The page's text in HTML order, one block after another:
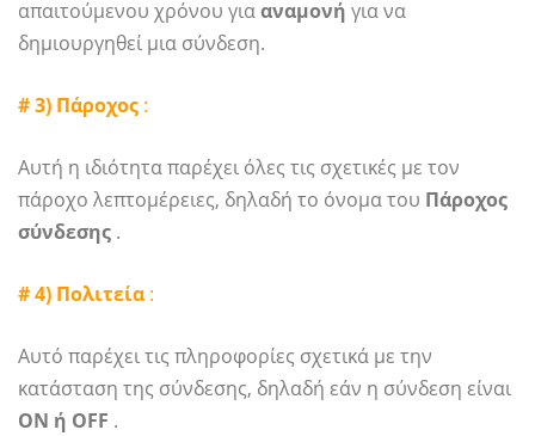
απαιτούμενου χρόνου γιααναμονή για να
δημιουργηθεί μια σύνδεση.
# 3) Πάροχος :
Αυτή η ιδιότητα παρέχει όλες τις σχετικές με τον
πάροχο λεπτομέρειες, δηλαδή το όνομα του Πάροχος
σύνδεσης .
# 4) Πολιτεία :
Αυτό παρέχει τις πληροφορίες σχετικά με την
κατάσταση της σύνδεσης, δηλαδή εάν η σύνδεση είναι
ON ή OFF .